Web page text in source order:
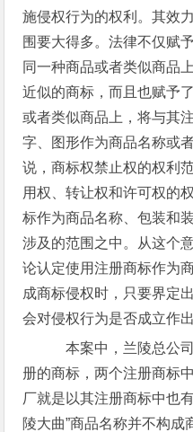
施侵权行为的权利。其效
围要大得多。法律不仅赋
同一种商品或者类似商品
近似的商标，而且也赋予
或者类似商品上，将与其
字、图形作为商品名称或
说，商标权禁止权的权利
用权、转让权和许可权的
标作为商品名称、包装和
涉及的范围之中。从这个
论认定使用注册商标作为
成商标侵权时，只要界定
会对侵权行为是否成立作
本案中，兰陵总公
册的商标，两个注册商标
厂就是以其注册商标中也
陵大曲”商品名称并不构